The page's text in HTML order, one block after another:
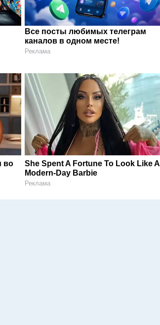
Все посты любимых телеграм
каналов в одном месте!
Реклама
во
She Spent A Fortune To Look Like A
Modern-Day Barbie
Реклама